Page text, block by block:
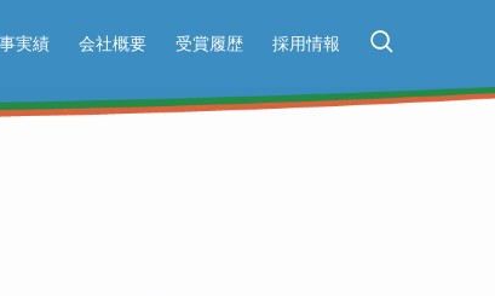
実績 会社概要 受賞履歴 採用情報